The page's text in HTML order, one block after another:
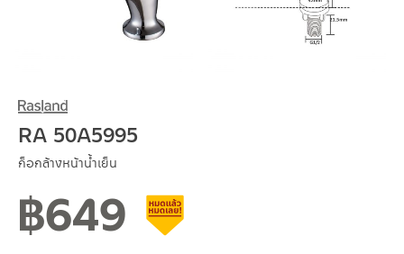
RA 50A5995
ก็อกล้างหน้าน้ำเย็น
฿649